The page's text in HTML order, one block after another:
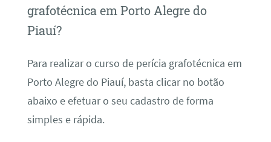
grafotécnica em Porto Alegre do
Piauí?
Para realizar o curso de perícia grafotécnica em
Porto Alegre do Piauí, basta clicar no botão
abaixo e efetuar o seu cadastro de forma
simples e rápida.